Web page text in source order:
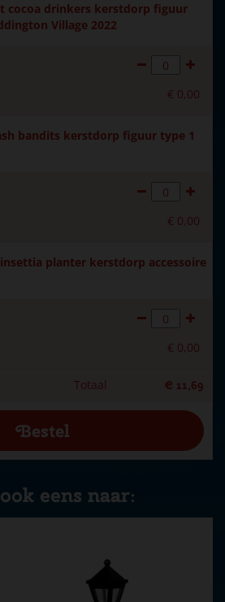
cocoa drinkers kerstdorp figuur
Village 2022
€ 0,00
bandits kerstdorp figuur type 1
€ 0,00
planter kerstdorp accessoire
€ 0,00
Totaal € 11,69
eens naar: